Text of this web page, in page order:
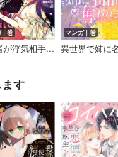
巻
婚約者が浮気相手と駆け落ちしました。王子殿下に溺愛されて幸せなので、今さら戻りたいと言われても困ります。
マンガ｜巻
す